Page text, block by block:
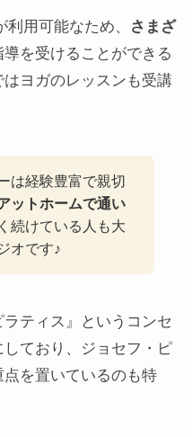
利用可能なため、
さまざ
導を受けることができる
ヨガのレッスンも受講
は経験豊富で親切
ットホームで通い
続けている人も大
オです♪
ティス』というコンセ
ており、ジョセフ・ピ
を置いているのも特